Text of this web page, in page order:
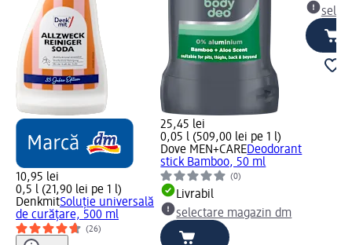
10,95 lei
0,5 l (21,90 lei pe 1 l)
DenkmitSoluție universală
de curățare, 500 ml
(26)
25,45 lei
0,05 l (509,00 lei pe 1 l)
Dove MEN+CAREDeodorant
stick Bamboo, 50 ml
(0)
Livrabil
selectare magazin dm